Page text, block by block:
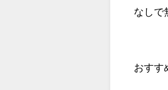
なしで
おすす